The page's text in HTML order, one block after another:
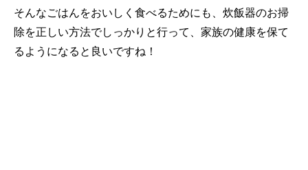
そんなごはんをおいしく食べるためにも、炊飯器のお掃
除を正しい方法でしっかりと行って、家族の健康を保て
るようになると良いですね！